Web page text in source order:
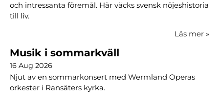
och intressanta föremål. Här väcks svensk nöjeshistoria
till liv.
Läs mer »
Musik i sommarkväll
16 Aug 2026
Njut av en sommarkonsert med Wermland Operas
orkester i Ransäters kyrka.